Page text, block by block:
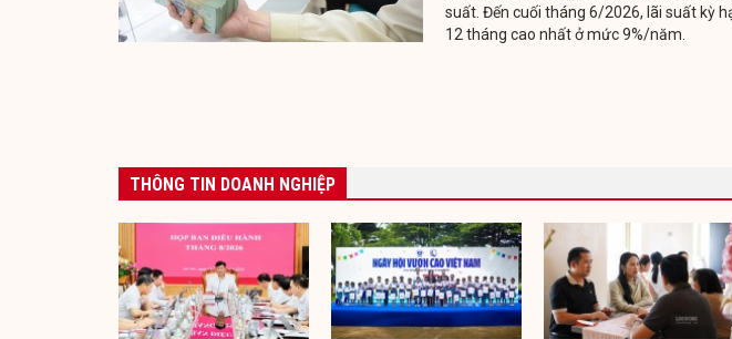
suất. Đến cuối tháng 6/2026, lãi suất kỳ
12 tháng cao nhất ở mức 9%/năm.
THÔNG TIN DOANH NGHIỆP